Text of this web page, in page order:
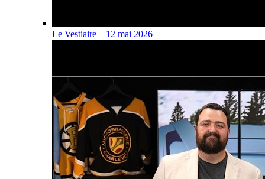
Le Vestiaire – 12 mai 2026